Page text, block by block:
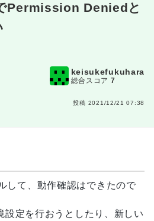
Permission Deniedと
keisukefukuhara
総合スコア 7
投稿 2021/12/21 07:38
して、動作確認はできたので
定を行おうとしたり、新しい